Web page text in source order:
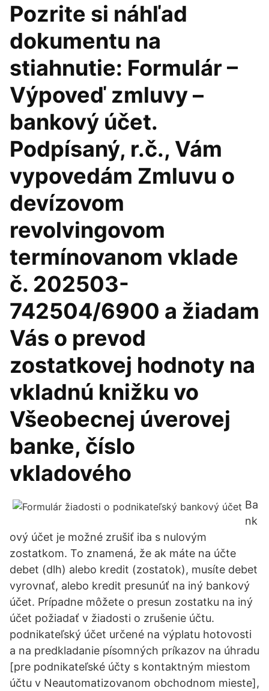
Pozrite si náhľad
dokumentu na
stiahnutie: Formulár –
Výpoveď zmluvy –
bankový účet.
Podpísaný, r.č., Vám
vypovedám Zmluvu o
devízovom
revolvingovom
termínovanom vklade
č. 202503-
742504/6900 a žiadam
Vás o prevod
zostatkovej hodnoty na
vkladnú knižku vo
Všeobecnej úverovej
banke, číslo
vkladového
Ba
nk
ový účet je možné zrušiť iba s nulovým
zostatkom. To znamená, že ak máte na účte
debet (dlh) alebo kredit (zostatok), musíte debet
vyrovnať, alebo kredit presunúť na iný bankový
účet. Prípadne môžete o presun zostatku na iný
účet požiadať v žiadosti o zrušenie účtu.
podnikateľský účet určené na výplatu hotovosti
a na predkladanie písomných príkazov na úhradu
[pre podnikateľské účty s kontaktným miestom
účtu v Neautomatizovanom obchodnom mieste],